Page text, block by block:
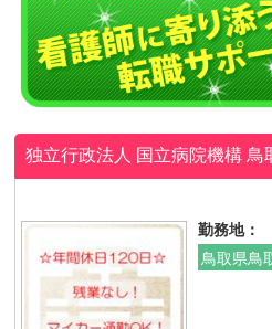
独立行政法人 国立病院機構 鳥
勤務地：
鳥取県鳥